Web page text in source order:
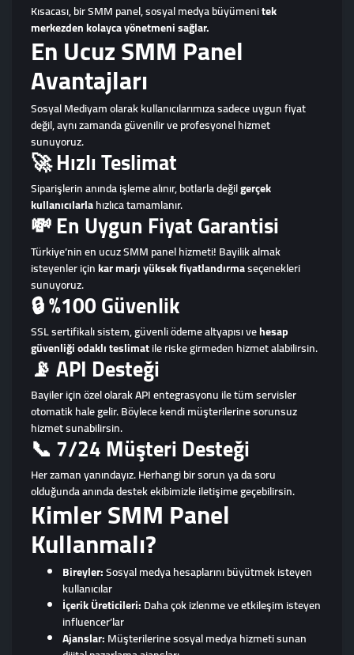
Kısacası, bir SMM panel, sosyal medya büyümenitek
merkezden kolayca yönetmeni sağlar.
En Ucuz SMM Panel
Avantajları
Sosyal Mediyam olarak kullanıcılarımıza sadece uygun fiyat
değil, aynı zamanda güvenilir ve profesyonel hizmet
sunuyoruz.
🚀 Hızlı Teslimat
Siparişlerin anında işleme alınır, botlarla değilgerçek
kullanıcılarlahızlıca tamamlanır.
💸 En Uygun Fiyat Garantisi
Türkiye’nin en ucuz SMM panel hizmeti! Bayilik almak
isteyenler içinkar marjı yüksek fiyatlandırmaseçenekleri
sunuyoruz.
🔒 %100 Güvenlik
SSL sertifikalı sistem, güvenli ödeme altyapısı vehesap
güvenliği odaklı teslimatile riske girmeden hizmet alabilirsin.
📡 API Desteği
Bayiler için özel olarak API entegrasyonu ile tüm servisler
otomatik hale gelir. Böylece kendi müşterilerine sorunsuz
hizmet sunabilirsin.
📞 7/24 Müşteri Desteği
Her zaman yanındayız. Herhangi bir sorun ya da soru
olduğunda anında destek ekibimizle iletişime geçebilirsin.
Kimler SMM Panel
Kullanmalı?
Bireyler:Sosyal medya hesaplarını büyütmek isteyen
kullanıcılar
İçerik Üreticileri:Daha çok izlenme ve etkileşim isteyen
influencer’lar
Ajanslar:Müşterilerine sosyal medya hizmeti sunan